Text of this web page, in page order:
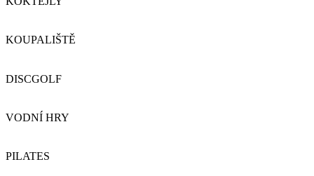
KOUPALIŠTĚ
DISCGOLF
VODNÍ HRY
PILATES